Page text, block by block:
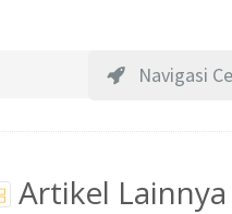
Navigasi
Artikel Lainnya